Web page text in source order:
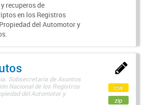
recuperos de
en los Registros
del Automotor y
Subsecretaría de Asuntos
Nacional de los Registros
del Automotor y
csv
zip